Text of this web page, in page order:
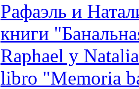
Рафаэль и
книги
Raphael y
libro "Memoria